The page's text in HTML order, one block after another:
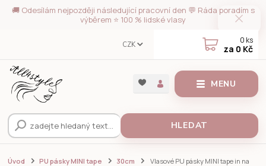
🚚 Odesílám nejpozději následující pracovní den 💬 Ráda poradím s
výběrem ⭐ 100 % lidské vlasy
MENU
CZK
HLEDAT
0 ks
za 0 Kč
Úvod PU pásky MINI tape 30cm
Vlasové PU pásky MINI tape in na